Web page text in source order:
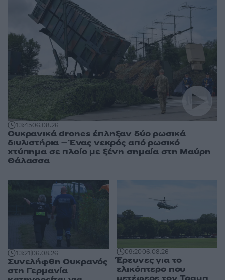
13:4506.08.26
Ουκρανικά drones έπληξαν δύο ρωσικά
διυλιστήρια – Ένας νεκρός από ρωσικό
χτύπημα σε πλοίο με ξένη σημαία στη Μαύρη
Θάλασσα
13:2106.08.26
Συνελήφθη Ουκρανός
στη Γερμανία
09:2006.08.26
Έρευνες για το
ελικόπτερο που